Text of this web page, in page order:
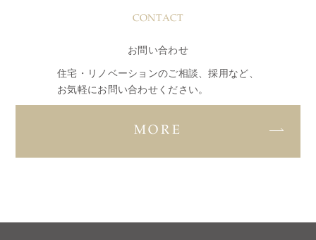
CONTACT
お問い合わせ
住宅・リノベーションのご相談、採用など、
お気軽にお問い合わせください。
MORE